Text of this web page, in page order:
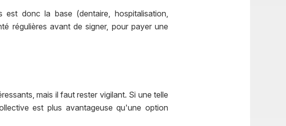
donc la base (dentaire, hospitalisation,
régulières avant de signer, pour payer une
mais il faut rester vigilant. Si une telle
est plus avantageuse qu'une option